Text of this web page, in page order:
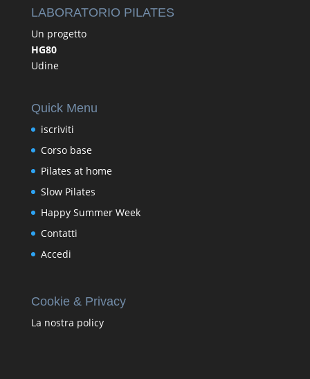
LABORATORIO PILATES
Un progetto
HG80
Udine
Quick Menu
iscriviti
Corso base
Pilates at home
Slow Pilates
Happy Summer Week
Contatti
Accedi
Cookie & Privacy
La nostra policy